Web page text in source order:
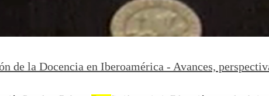
de la Docencia en Iberoamérica - Avances,